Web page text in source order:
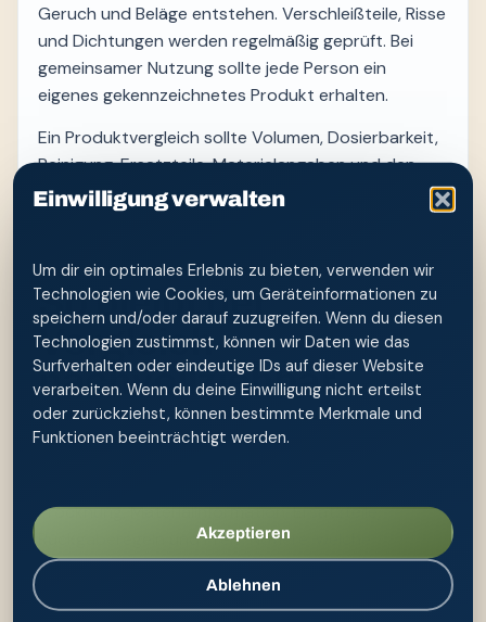
Einwilligung verwalten
Um dir ein optimales Erlebnis zu bieten, verwenden wir
Technologien wie Cookies, um Geräteinformationen zu
speichern und/oder darauf zuzugreifen. Wenn du diesen
Technologien zustimmst, können wir Daten wie das
Surfverhalten oder eindeutige IDs auf dieser Website
verarbeiten. Wenn du deine Einwilligung nicht erteilst
oder zurückziehst, können bestimmte Merkmale und
Funktionen beeinträchtigt werden.
Akzeptieren
Ablehnen
Geruch und Beläge entstehen. Verschleißteile, Risse
und Dichtungen werden regelmäßig geprüft. Bei
gemeinsamer Nutzung sollte jede Person ein
eigenes gekennzeichnetes Produkt erhalten.
Ein Produktvergleich sollte Volumen, Dosierbarkeit,
Reinigung, Ersatzteile, Materialangaben und den
vorgesehenen Einsatzzweck berücksichtigen.
Händlerbewertungen können Erfahrungen zeigen,
So bleibt der
Vergleich
nachvollziehbar
Eine faire Entscheidung trennt überprüfbare
Trocknung, Materialinformation, Ersatzteile,
Rückgaberegeln und Preis. Notiere, welche
Merkmale für zuhause, Reise, Kinder oder
eingeschränkte Beweglichkeit tatsächlich relevant